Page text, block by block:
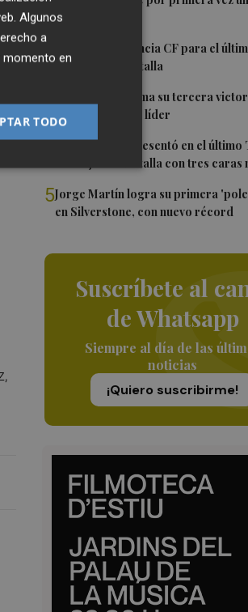
en Mestalla
2 El once del Valencia CF para el
Taronja de Mestalla
3 Jorge Martín suma su tercera
del año y es más líder
4El Valencia se presentó en el
Taronja en Mestalla con tres caras
5Jorge Martín logra su primera
en Silverstone, con nuevo récord
Suscríbete al
de Whatsapp
Siempre al día de las
noticias
¡Quiero suscribirme!
la
Algunos
a
momento en
TODO